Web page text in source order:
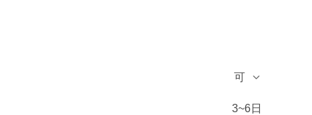
可
3~6日